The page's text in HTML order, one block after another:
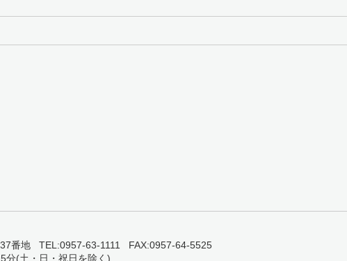
番地 TEL:0957-63-1111 FAX:0957-64-5525
(土・日・祝日を除く)